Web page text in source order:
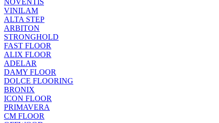
NOVENTIS
VINILAM
ALTA STEP
ARBITON
STRONGHOLD
FAST FLOOR
ALIX FLOOR
ADELAR
DAMY FLOOR
DOLCE FLOORING
BRONIX
ICON FLOOR
PRIMAVERA
CM FLOOR